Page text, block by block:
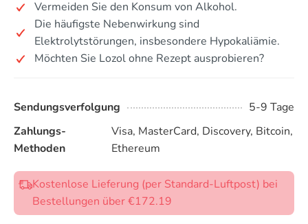
Vermeiden Sie den Konsum von Alkohol.
Die häufigste Nebenwirkung sind
Elektrolytstörungen, insbesondere Hypokaliämie.
Möchten Sie Lozol ohne Rezept ausprobieren?
Sendungsverfolgung
5-9 Tage
Zahlungs-
Methoden
Visa, MasterCard, Discovery, Bitcoin,
Ethereum
Kostenlose Lieferung (per Standard-Luftpost) bei
Bestellungen über €172.19